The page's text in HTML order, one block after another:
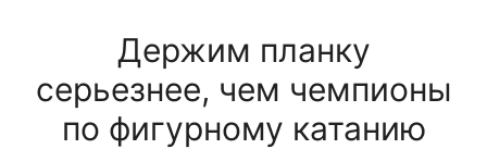
Держим планку
серьезнее, чем чемпионы
по фигурному катанию